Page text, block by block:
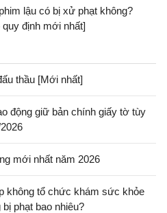
lậu có bị xử phạt không?
quy định mới nhất]
thầu [Mới nhất]
động giữ bản chính giấy tờ tùy
mới nhất năm 2026
không tổ chức khám sức khỏe
phạt bao nhiêu?